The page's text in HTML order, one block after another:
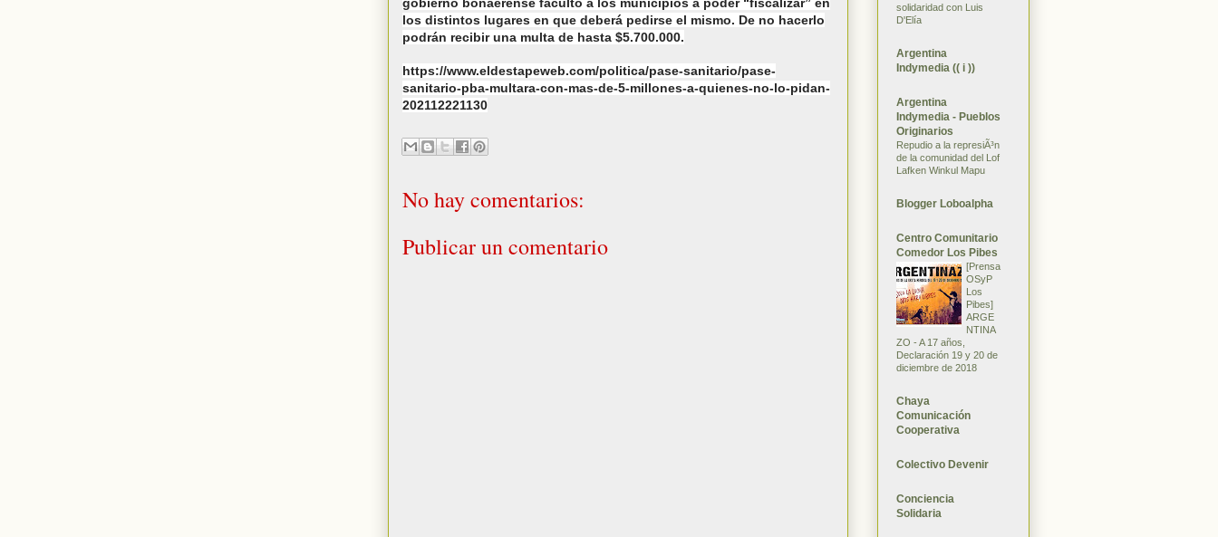
los distintos lugares en que deberá pedirse el mismo. De no hacerlo
podrán recibir una multa de hasta $5.700.000.
https://www.eldestapeweb.com/politica/pase-sanitario/pase-
sanitario-pba-multara-con-mas-de-5-millones-a-quienes-no-lo-pidan-
202112221130
No hay comentarios:
Publicar un comentario
solidaridad con Luis
D'Elía
Argentina
Indymedia (( i ))
Argentina
Indymedia - Pueblos
Originarios
Repudio a la represiÃ³n
de la comunidad del Lof
Lafken Winkul Mapu
Blogger Loboalpha
Centro Comunitario
Comedor Los Pibes
[Prensa
OSyP
Los
Pibes]
ARGE
NTINA
ZO - A 17 años,
Declaración 19 y 20 de
diciembre de 2018
Chaya
Comunicación
Cooperativa
Colectivo Devenir
Conciencia
Solidaria